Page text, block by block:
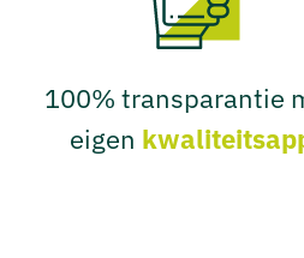
100% transparantie
eigen